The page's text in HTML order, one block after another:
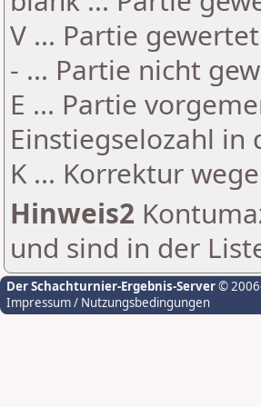
V ... Partie
- ... Partie nicht
E ... Partie
Einstiegselozahl
K ... Korrektur
Hinweis2
und sind in der
Der Schachturnier-Ergebnis-Server©
Impressum / Nutzungsbedingungen